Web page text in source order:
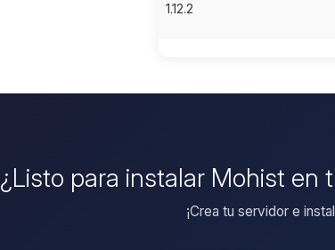
1.12.2
¿Listo para instalar Mohist en
¡Crea tu servidor e